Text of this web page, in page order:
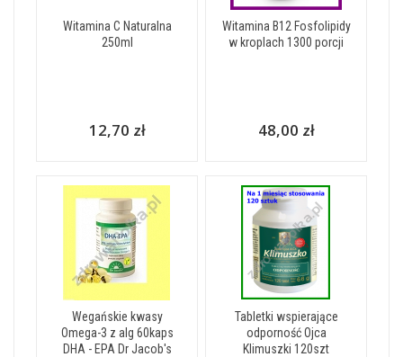
Witamina C Naturalna
250ml
12,70 zł
Witamina B12 Fosfolipidy
w kroplach 1300 porcji
48,00 zł
Wegańskie kwasy
Omega-3 z alg 60kaps
DHA - EPA Dr Jacob's
Tabletki wspierające
odporność Ojca
Klimuszki 120szt